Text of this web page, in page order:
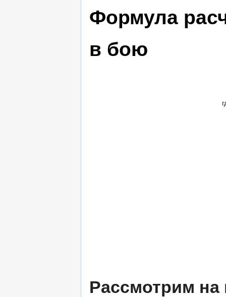
Формула
в бою
Рассмотрим на